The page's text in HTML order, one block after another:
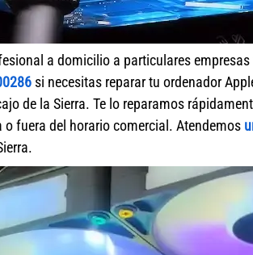
a domicilio a particulares
si necesitas reparar tu ordenador
de la Sierra. Te lo reparamos
fuera del horario comercial. Atendemos